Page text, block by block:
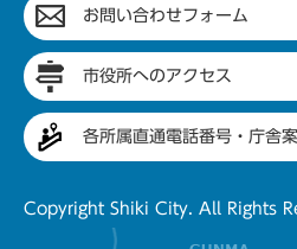
お問い合わせフォーム
市役所へのアクセス
各所属直通電話番号・庁舎
Copyright Shiki City. All Rights